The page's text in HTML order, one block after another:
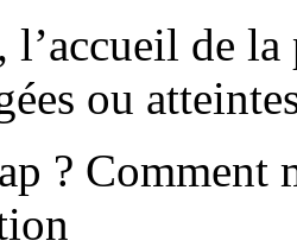
l’accueil de
ou
? Comment